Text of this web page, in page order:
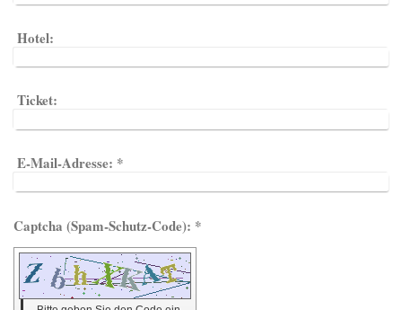
Hotel:
Ticket:
E-Mail-Adresse: *
Captcha (Spam-Schutz-Code): *